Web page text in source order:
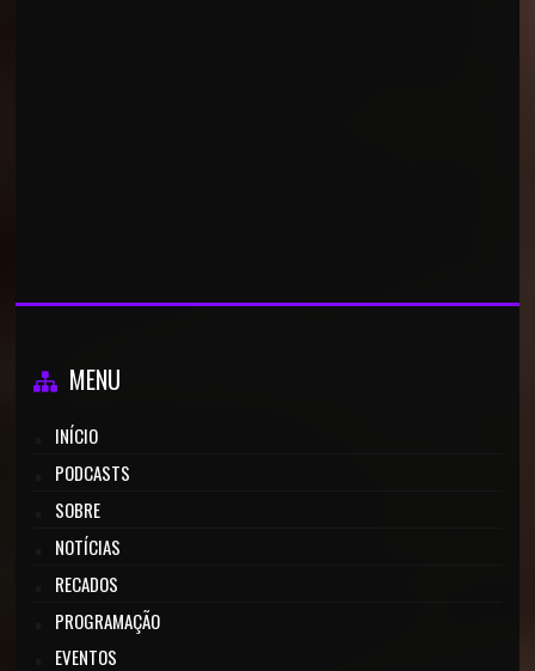
MENU
INÍCIO
PODCASTS
SOBRE
NOTÍCIAS
RECADOS
PROGRAMAÇÃO
EVENTOS